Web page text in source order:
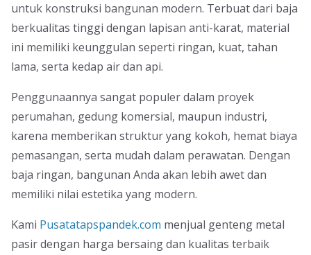
untuk konstruksi bangunan modern. Terbuat dari baja
berkualitas tinggi dengan lapisan anti-karat, material
ini memiliki keunggulan seperti ringan, kuat, tahan
lama, serta kedap air dan api.
Penggunaannya sangat populer dalam proyek
perumahan, gedung komersial, maupun industri,
karena memberikan struktur yang kokoh, hemat biaya
pemasangan, serta mudah dalam perawatan. Dengan
baja ringan, bangunan Anda akan lebih awet dan
memiliki nilai estetika yang modern.
Kami Pusatatapspandek.com menjual genteng metal
pasir dengan harga bersaing dan kualitas terbaik